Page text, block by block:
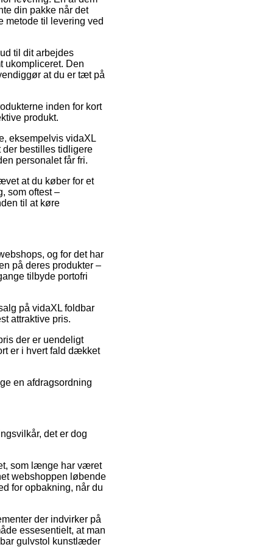
din pakke når det
metode til levering ved
til dit arbejdes
ukompliceret. Den
at du er tæt på
inden for kort
produkt.
eksempelvis vidaXL
bestilles tidligere
personalet får fri.
at du køber for et
som oftest –
til at køre
og for det har
på deres produkter –
tilbyde portofri
på vidaXL foldbar
attraktive pris.
der er uendeligt
er i hvert fald dækket
en afdragsordning
det er dog
som længe har været
webshoppen løbende
for opbakning, når du
der indvirker på
essesentielt, at man
gulvstol kunstlæder